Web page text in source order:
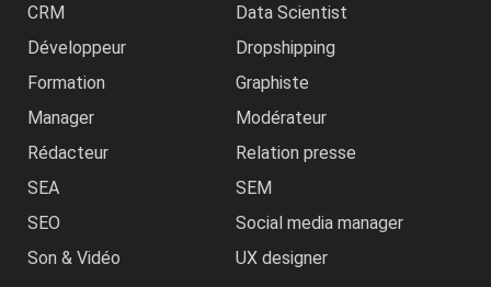
CRM
Data Scientist
Développeur
Dropshipping
Formation
Graphiste
Manager
Modérateur
Rédacteur
Relation presse
SEA
SEM
SEO
Social media manager
Son & Vidéo
UX designer